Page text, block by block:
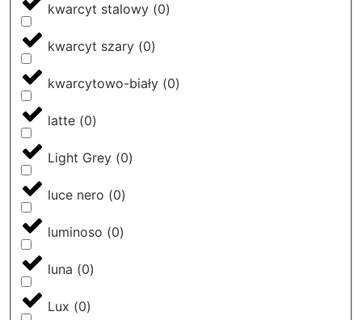
kwarcyt stalowy (0)
kwarcyt szary (0)
kwarcytowo-biały (0)
latte (0)
Light Grey (0)
luce nero (0)
luminoso (0)
luna (0)
Lux (0)